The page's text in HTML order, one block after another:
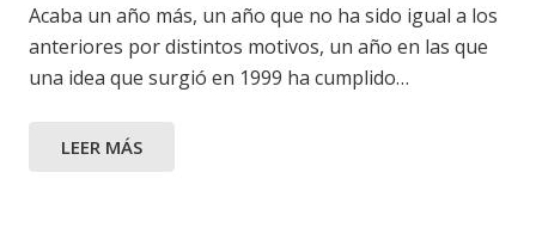
Acaba un año más, un año que no ha sido igual a los
anteriores por distintos motivos, un año en las que
una idea que surgió en 1999 ha cumplido…
LEER MÁS